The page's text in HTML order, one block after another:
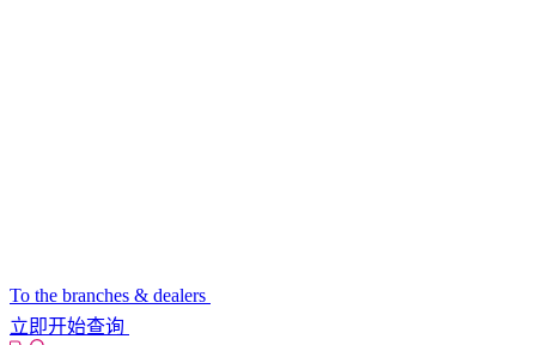
To the branches & dealers
立即开始查询